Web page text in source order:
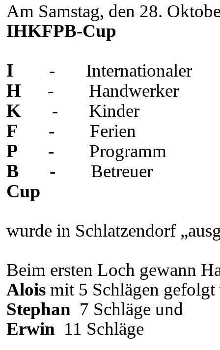
Am Samstag, den 28.
IHKFPB-Cup
I - Internationaler
H - Handwerker
K -
F - Ferien
P - Programm
B - Betreuer
Cup
wurde in Schlatzendorf
Beim ersten Loch gewann
Alois mit 5 Schlägen
Stephan 7 Schläge und
Erwin 11 Schläge